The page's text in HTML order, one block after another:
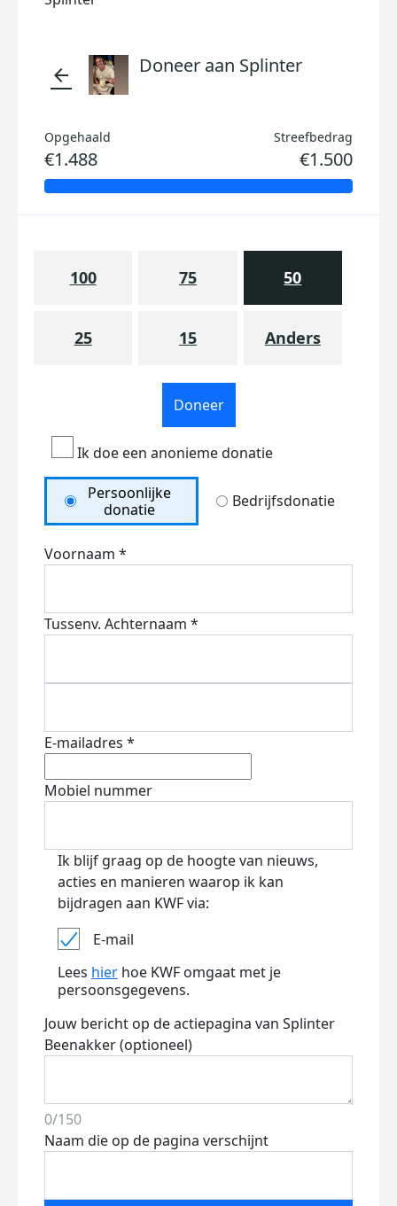
arrow_back Doneer aan Splinter
Opgehaald
€1.488
Streefbedrag
€1.500
100 75 50
25 15 Anders
Doneer
Ik doe een anonieme donatie
Persoonlijke
donatie
Bedrijfsdonatie
Voornaam *
Tussenv. Achternaam *
E-mailadres *
Mobiel nummer
Ik blijf graag op de hoogte van nieuws,
acties en manieren waarop ik kan
bijdragen aan KWF via:
E-mail
Lees hier hoe KWF omgaat met je
persoonsgegevens.
Jouw bericht op de actiepagina van Splinter
Beenakker (optioneel)
0/150
Naam die op de pagina verschijnt